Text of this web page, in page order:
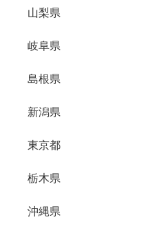
山梨県
岐阜県
島根県
新潟県
東京都
栃木県
沖縄県